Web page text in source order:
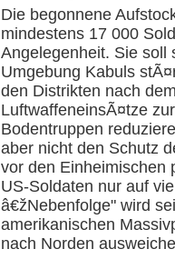
Die begonnene
mindestens 17 000
Angelegenheit. Sie soll
Umgebung Kabuls
den Distrikten nach
LuftwaffeneinsÃ¤tze
Bodentruppen
aber nicht den Schutz
vor den Einheimischen
US-Soldaten nur auf
â€žNebenfolge" wird
amerikanischen
nach Norden